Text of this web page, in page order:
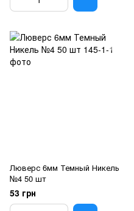
Люверс 6мм Темный Никель
№4 50 шт
53 грн